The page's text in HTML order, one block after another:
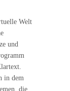
Welt
und
in dem
die